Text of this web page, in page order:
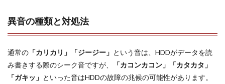
異音の種類と対処法
通常の 「カリカリ」「ジージー」 という音は、HDDがデータを読
み書きする際のシーク音ですが、
「カコンカコン」「カタカタ」
「ガキッ」 といった音はHDDの故障の兆候の可能性があります。